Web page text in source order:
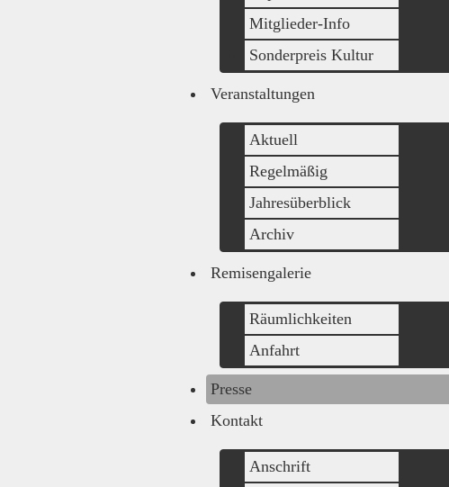
Mitglieder-Info
Sonderpreis Kultur
Veranstaltungen
Aktuell
Regelmäßig
Jahresüberblick
Archiv
Remisengalerie
Räumlichkeiten
Anfahrt
Presse
Kontakt
Anschrift